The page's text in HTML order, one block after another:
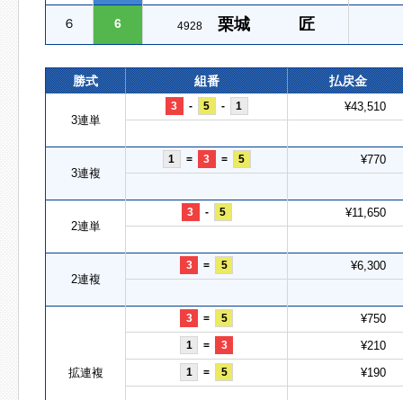
６ 6 4928 栗城 匠
勝式 組番 払戻金
3連単
3 - 5 - 1 ¥43,510
3連複
1 = 3 = 5 ¥770
2連単
3 - 5 ¥11,650
2連複
3 = 5 ¥6,300
拡連複
3 = 5 ¥750
1 = 3 ¥210
1 = 5 ¥190